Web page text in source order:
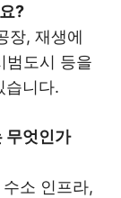
?
장, 재생에
범도시 등을
습니다.
무엇인가
소 인프라,